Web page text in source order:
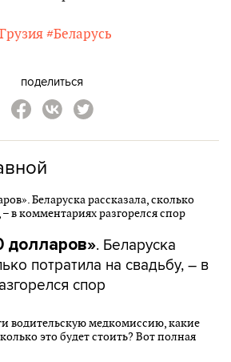
#Беларусь
поделиться
долларов». Беларуска
потратила на свадьбу, – в
спор